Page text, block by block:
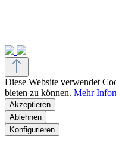
Diese Website verwendet
bieten zu können. Mehr
Akzeptieren
Ablehnen
Konfigurieren